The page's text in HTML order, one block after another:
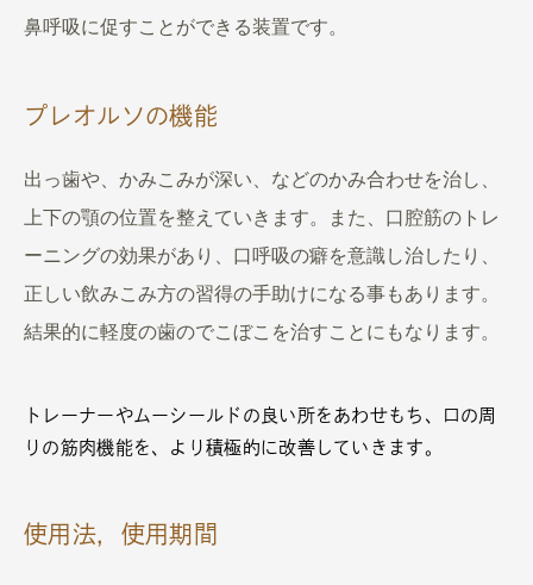
鼻呼吸に促すことができる装置です。
プレオルソの機能
出っ歯や、 かみこみが深い、などのかみ合わせを治し、
上下の顎の位置を整えていきます。また、口腔筋のトレ
ーニングの効果があり、口呼吸の癖を意識し治したり、
正しい飲みこみ方の習得の手助けになる事もあります。
結果的に軽度の歯のでこぼこを治すことにもなります。
トレーナーやムーシールドの良い所をあわせもち、口の周
りの筋肉機能を、より積極的に改善していきます。
使用法，使用期間